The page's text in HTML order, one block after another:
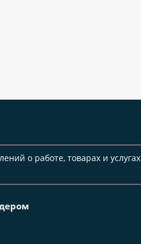
о работе, товарах и услугах